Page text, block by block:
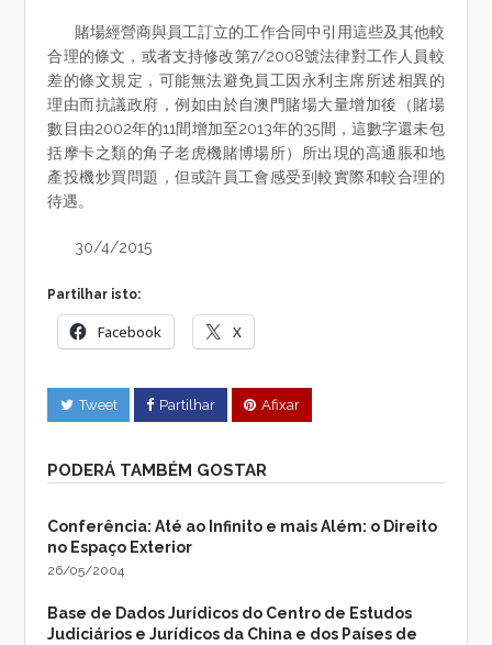
賭場經營商與員工訂立的工作合同中引用這些及其他較
合理的條文，或者支持修改第7/2008號法律對工作人員較
差的條文規定，可能無法避免員工因永利主席所述相異的
理由而抗議政府，例如由於自澳門賭場大量增加後（賭場
數目由2002年的11間增加至2013年的35間，這數字還未包
括摩卡之類的角子老虎機賭博場所）所出現的高通脹和地
產投機炒買問題，但或許員工會感受到較實際和較合理的
待遇。
30/4/2015
Partilhar isto:
Facebook X
Tweet Partilhar Afixar
PODERÁ TAMBÉM GOSTAR
Conferência: Até ao Infinito e mais Além: o Direito
no Espaço Exterior
26/05/2004
Base de Dados Jurídicos do Centro de Estudos
Judiciários e Jurídicos da China e dos Países de